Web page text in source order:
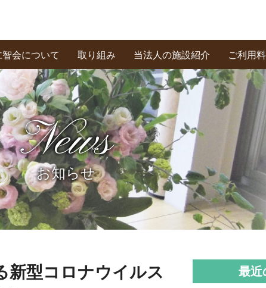
智会について
本理念・あいさつ
業の精神
たちの信条
取り組み 当法人の施設紹介 ご利用
春日ケア
News
お知らせ
新型コロナウイルス
最近